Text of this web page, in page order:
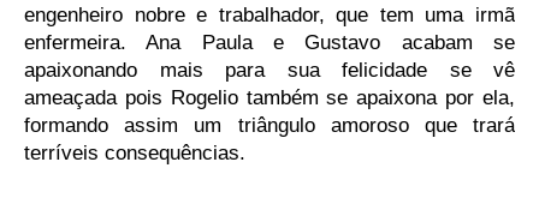
engenheiro nobre e trabalhador, que tem uma irmã
enfermeira. Ana Paula e Gustavo acabam se
apaixonando mais para sua felicidade se vê
ameaçada pois Rogelio também se apaixona por ela,
formando assim um triângulo amoroso que trará
terríveis consequências.